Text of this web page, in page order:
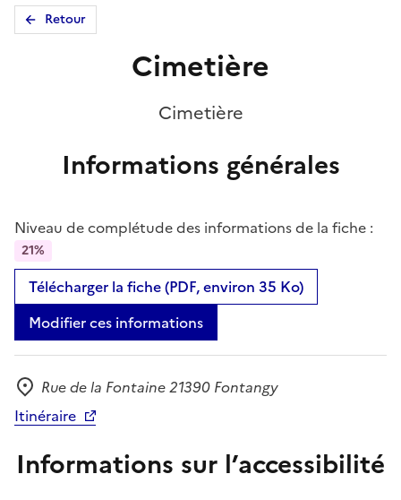
Retour
Cimetière
Cimetière
Informations générales
Niveau de complétude des informations de la fiche :
21%
Télécharger la fiche (PDF, environ 35 Ko)
Modifier ces informations
Adresse
Rue de la Fontaine 21390 Fontangy
Itinéraire
Informations sur l’accessibilité